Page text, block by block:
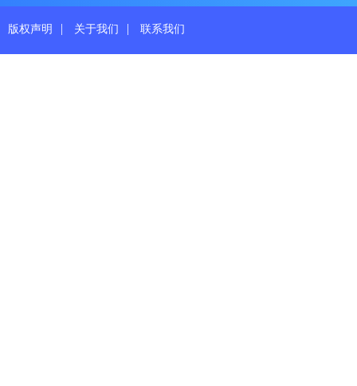
版权声明 | 关于我们 | 联系我们